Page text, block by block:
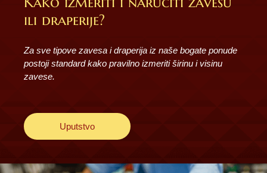
ili draperije?
Za sve tipove zavesa i draperija iz naše bogate ponude
postoji standard kako pravilno izmeriti širinu i visinu
zavese.
Uputstvo